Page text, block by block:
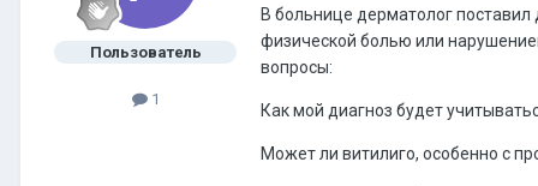
Пользователь
1
В больнице дерматолог поставил
физической болью или
вопросы:
Как мой диагноз будет
Может ли витилиго, особенно с